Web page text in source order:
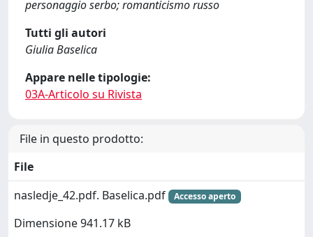
personaggio serbo; romanticismo russo
Tutti gli autori
Giulia Baselica
Appare nelle tipologie:
03A-Articolo su Rivista
File in questo prodotto:
File
nasledje_42.pdf. Baselica.pdf
Accesso aperto
Dimensione 941.17 kB